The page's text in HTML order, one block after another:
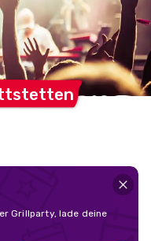
Grillparty, lade deine